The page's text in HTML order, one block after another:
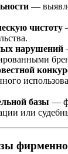
—
чистоту
нарушений
базы —
или